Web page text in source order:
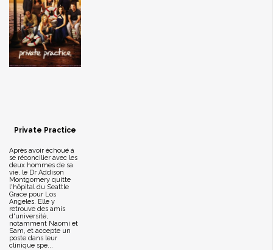
Private Practice
Après avoir échoué à
se réconcilier avec les
deux hommes de sa
vie, le Dr Addison
Montgomery quitte
l'hôpital du Seattle
Grace pour Los
Angeles. Elle y
retrouve des amis
d'université,
notamment Naomi et
Sam, et accepte un
poste dans leur
clinique spé...